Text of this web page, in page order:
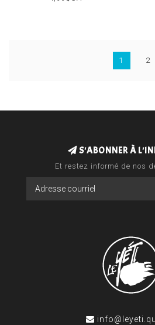
1 2
S'ABONNER À
Et restez informé de nos